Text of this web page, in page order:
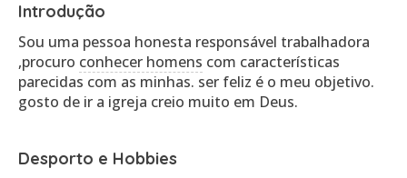
Introdução
Sou uma pessoa honesta responsável trabalhadora
,procuro conhecer homens com características
parecidas com as minhas. ser feliz é o meu objetivo.
gosto de ir a igreja creio muito em Deus.
Desporto e Hobbies